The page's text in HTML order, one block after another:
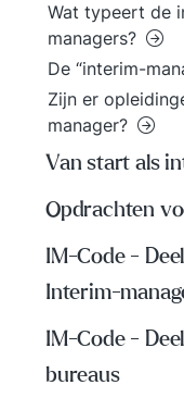
Wat typeert de
managers?
De “interim-
Zijn er
manager?
Van start als
Opdrachten
IM-Code -
Interim-
IM-Code -
bureaus